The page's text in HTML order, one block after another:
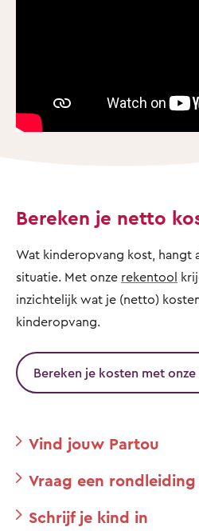
Bereken je netto
Wat kinderopvang kost, hangt
situatie. Met onze rekentool
inzichtelijk wat je (netto)
kinderopvang.
Bereken je kosten met
Vind jouw Partou
Vraag een rondleiding
Schrijf je kind in